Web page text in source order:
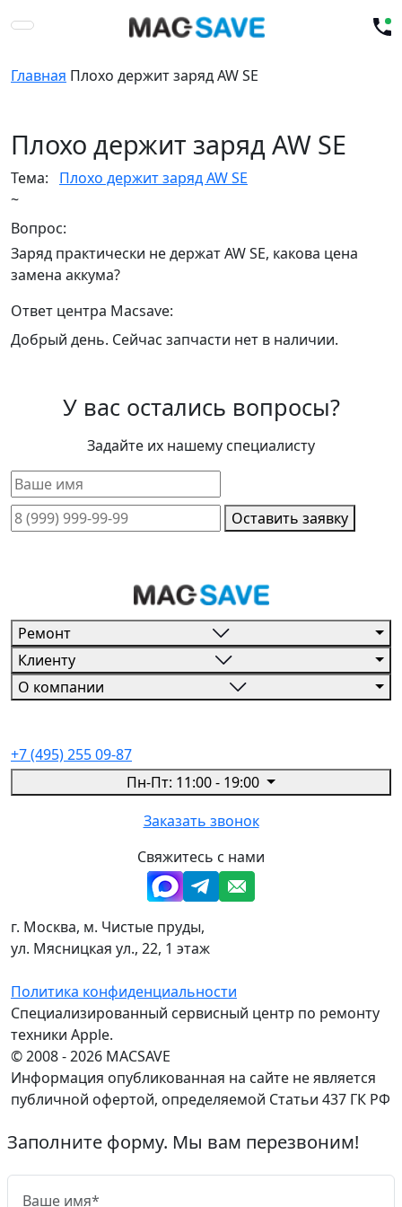
Главная Плохо держит заряд AW SE
Плохо держит заряд AW SE
Тема:
Плохо держит заряд AW SE
~
Вопрос:
Заряд практически не держат AW SE, какова цена
замена аккума?
Ответ центра Macsave:
Добрый день. Сейчас запчасти нет в наличии.
У вас остались вопросы?
Задайте их нашему специалисту
Оставить заявку
Ремонт
Клиенту
О компании
+7 (495) 255 09-87
Пн-Пт: 11:00 - 19:00
Заказать звонок
Свяжитесь с нами
г. Москва, м. Чистые пруды,
ул. Мясницкая ул., 22, 1 этаж
Политика конфиденциальности
Специализированный сервисный центр по ремонту
техники Apple.
© 2008 - 2026 MACSAVE
Информация опубликованная на сайте не является
публичной офертой, определяемой Статьи 437 ГК РФ
Заполните форму. Мы вам перезвоним!